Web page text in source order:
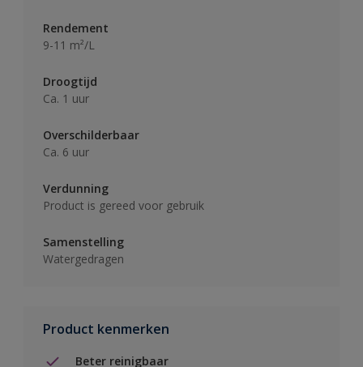
Rendement
9-11 m²/L
Droogtijd
Ca. 1 uur
Overschilderbaar
Ca. 6 uur
Verdunning
Product is gereed voor gebruik
Samenstelling
Watergedragen
Product kenmerken
Beter reinigbaar